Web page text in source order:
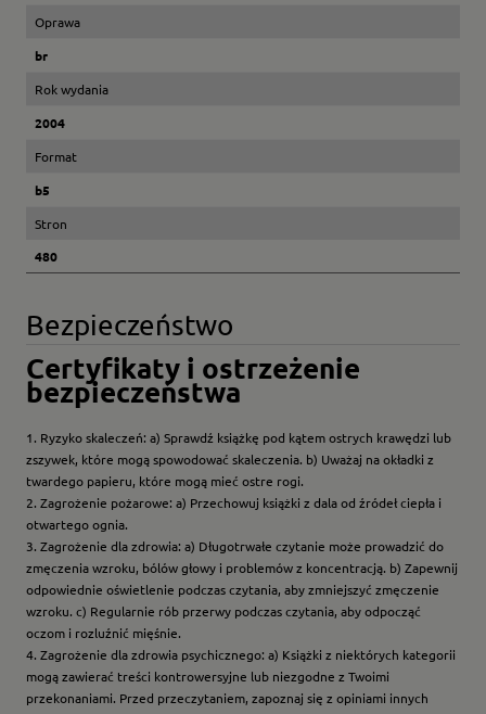
Oprawa
br
Rok wydania
2004
Format
b5
Stron
480
Bezpieczeństwo
Certyfikaty i ostrzeżenie
bezpieczeństwa
1. Ryzyko skaleczeń: a) Sprawdź książkę pod kątem ostrych krawędzi lub
zszywek, które mogą spowodować skaleczenia. b) Uważaj na okładki z
twardego papieru, które mogą mieć ostre rogi.
2. Zagrożenie pożarowe: a) Przechowuj książki z dala od źródeł ciepła i
otwartego ognia.
3. Zagrożenie dla zdrowia: a) Długotrwałe czytanie może prowadzić do
zmęczenia wzroku, bólów głowy i problemów z koncentracją. b) Zapewnij
odpowiednie oświetlenie podczas czytania, aby zmniejszyć zmęczenie
wzroku. c) Regularnie rób przerwy podczas czytania, aby odpocząć
oczom i rozluźnić mięśnie.
4. Zagrożenie dla zdrowia psychicznego: a) Książki z niektórych kategorii
mogą zawierać treści kontrowersyjne lub niezgodne z Twoimi
przekonaniami. Przed przeczytaniem, zapoznaj się z opiniami innych